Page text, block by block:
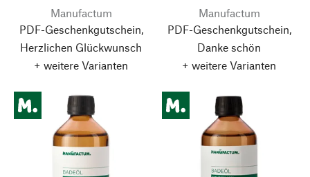
Manufactum
PDF-Geschenkgutschein,
Herzlichen Glückwunsch
+ weitere Varianten
Manufactum
PDF-Geschenkgutschein,
Danke schön
+ weitere Varianten